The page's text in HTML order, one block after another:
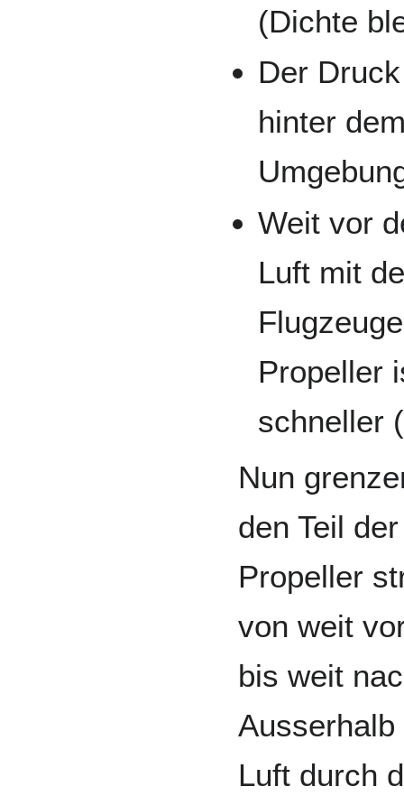
(Dichte
Der
hinter
Weit vor
Luft mit
Propeller
schneller
Nun
den Teil
Propeller
von weit
bis weit
Luft durch